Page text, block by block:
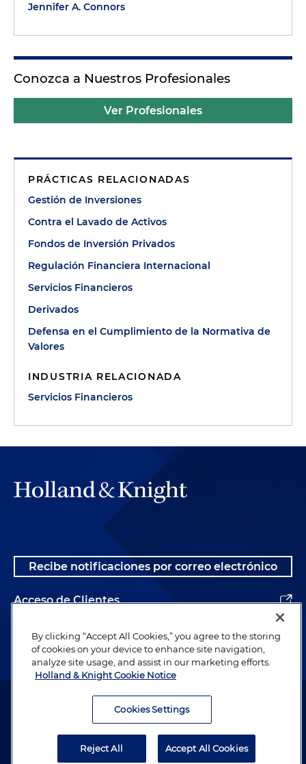
Jennifer A. Connors
Conozca a Nuestros Profesionales
Ver Profesionales
PRÁCTICAS RELACIONADAS
Gestión de Inversiones
Contra el Lavado de Activos
Fondos de Inversión Privados
Regulación Financiera Internacional
Servicios Financieros
Derivados
Defensa en el Cumplimiento de la Normativa de
Valores
INDUSTRIA RELACIONADA
Servicios Financieros
Recibe notificaciones por correo electrónico
Acceso de Clientes
Alumnos
Abogado publicitario. © 1996– 2026 Holland & Knight LLP. Todos los
Política de Privacidad
By clicking “Accept All Cookies,” you agree to the storing
of cookies on your device to enhance site navigation,
analyze site usage, and assist in our marketing efforts.
Holland & Knight Cookie Notice
Cookies Settings
Reject All Accept All Cookies